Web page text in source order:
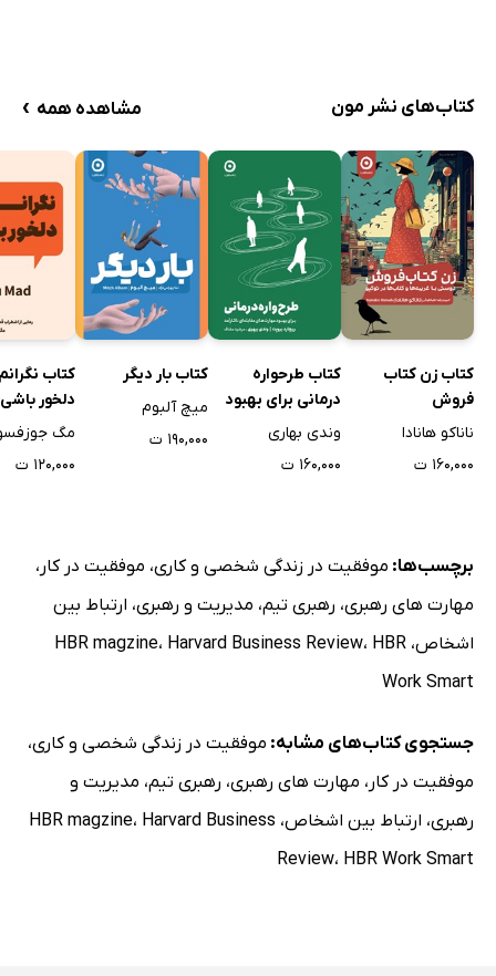
کتاب‌های نشر مون مشاهده همه ›
کتاب زن کتاب
فروش
ناناکو هانادا
۱۶۰,۰۰۰ ت
کتاب طرحواره
درمانی برای بهبود
مهارت‌های
وندی بهاری
۱۶۰,۰۰۰ ت
کتاب بار دیگر
میچ آلبوم
۱۹۰,۰۰۰ ت
کتاب
دلخور باشی
مگ
۱۲۰,۰۰۰ ت
برچسب‌ها: موفقیت در زندگی شخصی و کاری، موفقیت در کار ،
مهارت های رهبری، رهبری تیم، مدیریت و رهبری، ارتباط بین
اشخاص، HBR magzine، Harvard Business Review، HBR
Work Smart
جستجوی کتاب‌های مشابه: موفقیت در زندگی شخصی و کاری،
موفقیت در کار ، مهارت های رهبری، رهبری تیم، مدیریت و
رهبری، ارتباط بین اشخاص، HBR magzine، Harvard Business
Review، HBR Work Smart